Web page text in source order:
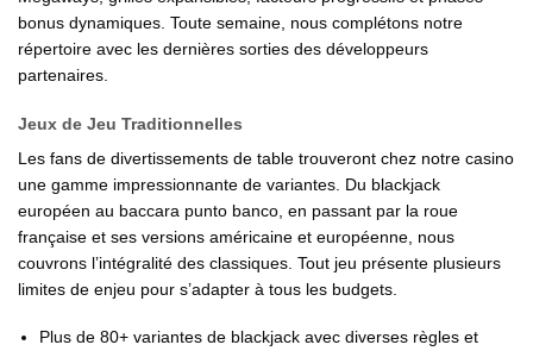
bonus dynamiques. Toute semaine, nous complétons notre
répertoire avec les dernières sorties des développeurs
partenaires.
Jeux de Jeu Traditionnelles
Les fans de divertissements de table trouveront chez notre casino
une gamme impressionnante de variantes. Du blackjack
européen au baccara punto banco, en passant par la roue
française et ses versions américaine et européenne, nous
couvrons l’intégralité des classiques. Tout jeu présente plusieurs
limites de enjeu pour s’adapter à tous les budgets.
Plus de 80+ variantes de blackjack avec diverses règles et